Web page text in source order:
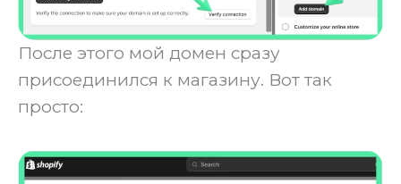
После этого мой домен сразу
присоединился к магазину. Вот так
просто: